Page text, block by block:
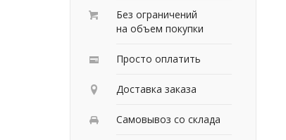
Без ограничений
на объем покупки
Просто оплатить
Доставка заказа
Самовывоз со склада